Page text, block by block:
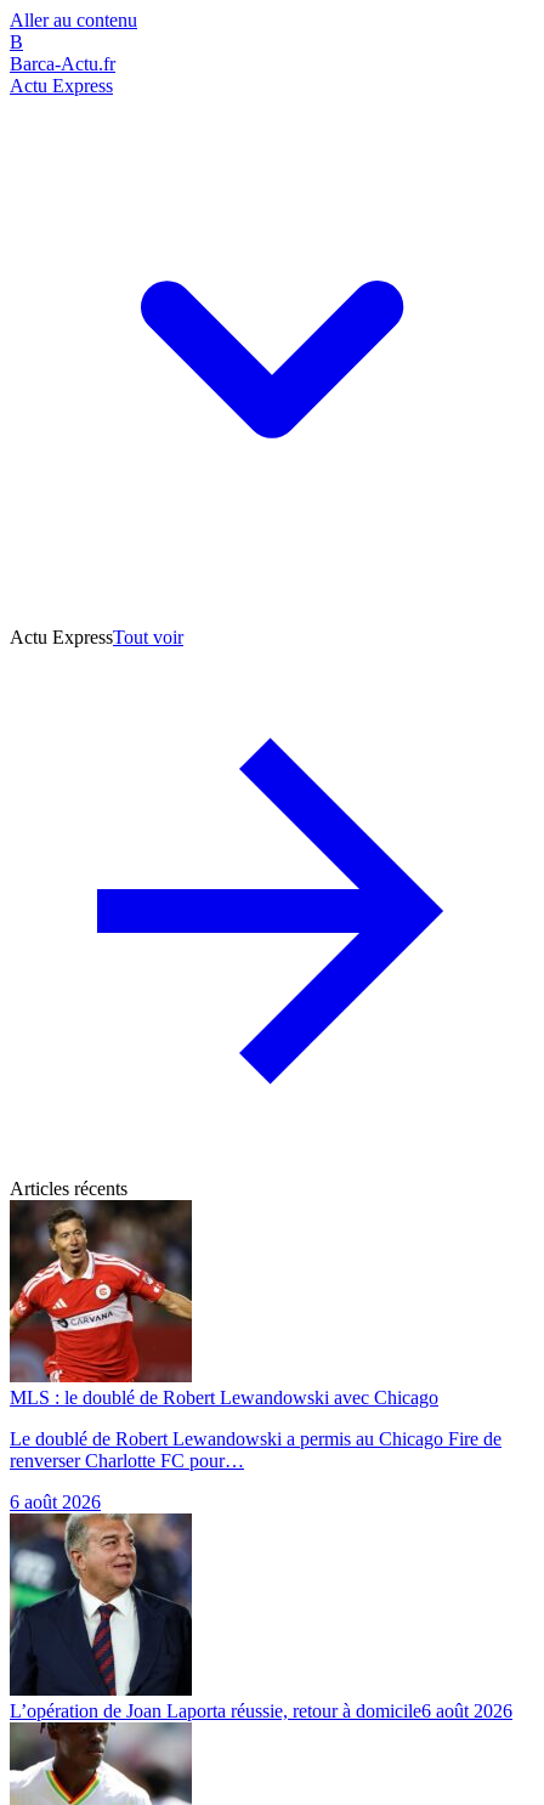
Aller au contenu
B
Barca-Actu.fr
Actu Express
Actu ExpressTout voir
Articles récents
MLS : le doublé de Robert Lewandowski avec Chicago
Le doublé de Robert Lewandowski a permis au Chicago Fire de
renverser Charlotte FC pour…
6 août 2026
L’opération de Joan Laporta réussie, retour à domicile6 août 2026